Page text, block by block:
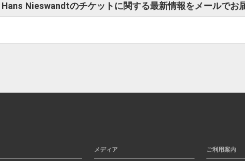
Nieswandtのチケットに関する最新情報をメールでお
メディア ご利用案内